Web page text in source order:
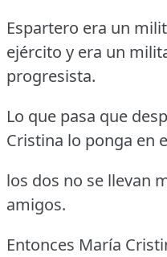
Espartero era un
ejército y era un
progresista.
Lo que pasa que
Cristina lo ponga en
los dos no se llevan
amigos.
Entonces María